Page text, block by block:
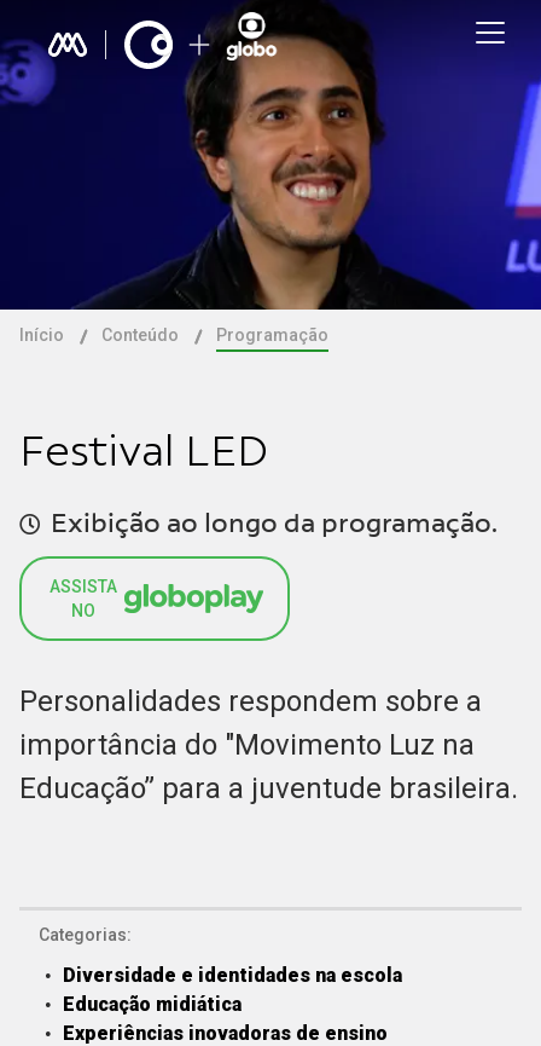
Início Conteúdo Programação
Festival LED
Exibição ao longo da programação.
ASSISTA
NO
Personalidades respondem sobre a
importância do "Movimento Luz na
Educação” para a juventude brasileira.
Categorias:
Diversidade e identidades na escola
Educação midiática
Experiências inovadoras de ensino